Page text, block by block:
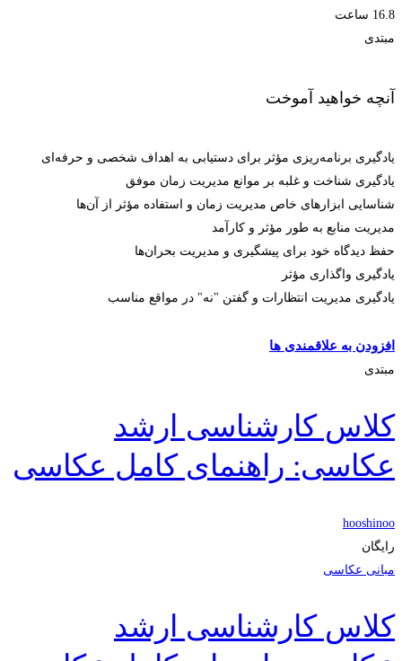
16.8 ساعت
مبتدی
آنچه خواهید آموخت
یادگیری برنامه‌ریزی مؤثر برای دستیابی به اهداف شخصی و حرفه‌ای
یادگیری شناخت و غلبه بر موانع مدیریت زمان موفق
شناسایی ابزارهای خاص مدیریت زمان و استفاده مؤثر از آن‌ها
مدیریت منابع به طور مؤثر و کارآمد
حفظ دیدگاه خود برای پیشگیری و مدیریت بحران‌ها
یادگیری واگذاری مؤثر
یادگیری مدیریت انتظارات و گفتن "نه" در مواقع مناسب
افزودن به علاقمندی ها
مبتدی
کلاس کارشناسی ارشد
عکاسی: راهنمای کامل عکاسی
hooshinoo
رایگان
مبانی عکاسی
کلاس کارشناسی ارشد